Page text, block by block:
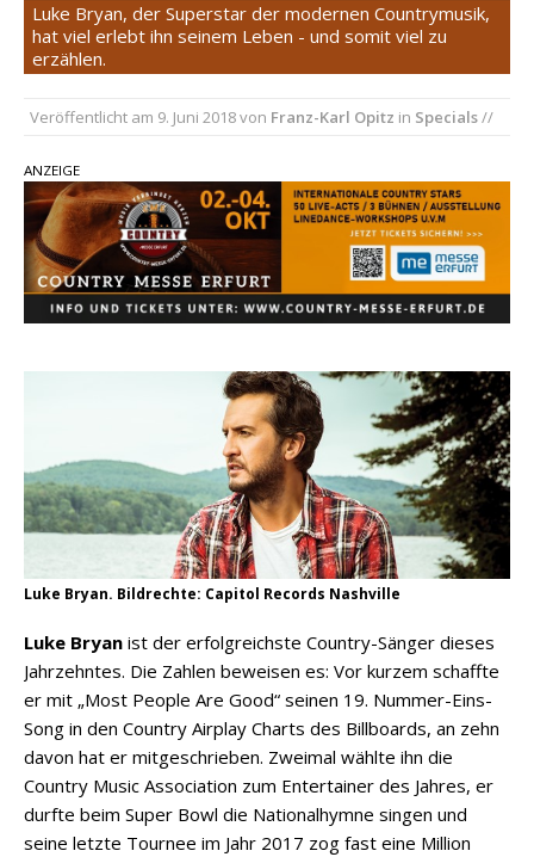
am 28. August
pez veröffentlicht neue Single „Late Night
Sommernächte
einen weiteren Schatz aus dem Archiv
Luke Bryan, der Superstar der modernen Countrymusik,
hat viel erlebt ihn seinem Leben - und somit viel zu
erzählen.
Veröffentlicht am 9. Juni 2018von Franz-Karl Opitz in Specials//
ANZEIGE
Luke Bryan. Bildrechte: Capitol Records Nashville
Luke Bryan ist der erfolgreichste Country-Sänger dieses
Jahrzehntes. Die Zahlen beweisen es: Vor kurzem schaffte
er mit „Most People Are Good“ seinen 19. Nummer-Eins-
Song in den Country Airplay Charts des Billboards, an zehn
davon hat er mitgeschrieben. Zweimal wählte ihn die
Country Music Association zum Entertainer des Jahres, er
durfte beim Super Bowl die Nationalhymne singen und
seine letzte Tournee im Jahr 2017 zog fast eine Million